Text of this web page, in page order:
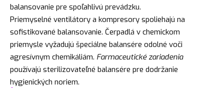
balansovanie pre spoľahlivú prevádzku.
Priemyselné ventilátory a kompresory spoliehajú na
sofistikované balansovanie. Čerpadlá v chemickom
priemysle vyžadujú špeciálne balansére odolné voči
agresívnym chemikáliám. Farmaceutické zariadenia
používajú sterilizovateľné balansére pre dodržanie
hygienických noriem.